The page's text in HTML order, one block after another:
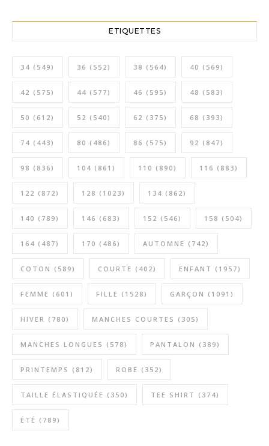
ETIQUETTES
34 (549) 36 (552) 38 (564) 40 (569)
42 (575) 44 (577) 46 (595) 48 (583)
50 (612) 52 (540) 62 (375) 68 (393)
74 (443) 80 (486) 86 (575) 92 (847)
98 (836) 104 (861) 110 (890) 116 (883)
122 (872) 128 (1023) 134 (862)
140 (789) 146 (683) 152 (546) 158 (504)
164 (487) 170 (486) AUTOMNE (742)
COTON (589) COURTE (402) ENFANT (1957)
FEMME (601) FILLE (1528) GARÇON (1091)
HIVER (780) MANCHES COURTES (305)
MANCHES LONGUES (578) PANTALON (389)
PRINTEMPS (812) ROBE (352)
TAILLE ÉLASTIQUÉE (350) TEE SHIRT (374)
ÉTÉ (789)